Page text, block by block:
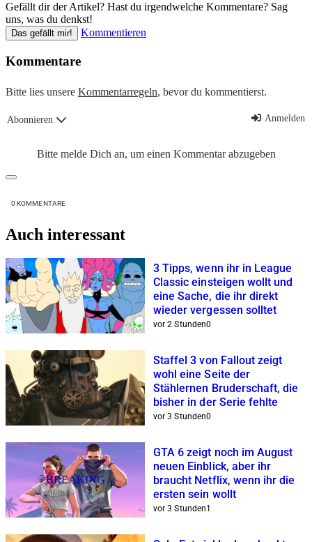
Gefällt dir der Artikel? Hast du irgendwelche Kommentare? Sag
uns, was du denkst!
Das gefällt mir! Kommentieren
Kommentare
Bitte lies unsere Kommentarregeln, bevor du kommentierst.
Abonnieren Anmelden
Bitte melde Dich an, um einen Kommentar abzugeben
0 KOMMENTARE
Auch interessant
3 Tipps, wenn ihr in League
Classic einsteigen wollt und
eine Sache, die ihr direkt
wieder vergessen solltet
vor 2 Stunden0
Staffel 3 von Fallout zeigt
wohl eine Seite der
Stählernen Bruderschaft, die
bisher in der Serie fehlte
vor 3 Stunden0
BREAKING
GTA 6 zeigt noch im August
neuen Einblick, aber ihr
braucht Netflix, wenn ihr die
ersten sein wollt
vor 3 Stunden1